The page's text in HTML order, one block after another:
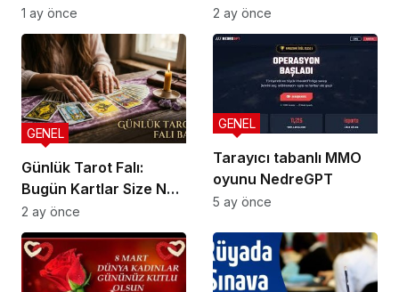
Güncel Gezi Rehberi
1 ay önce
Parliament, Winston,
Camel ve Tüm Sigara
Markalarının Zamlı
Fiyat Listesi
2 ay önce
Günlük Tarot Falı:
Bugün Kartlar Size Ne
Söylüyor?
GENEL
2 ay önce
Tarayıcı tabanlı MMO
oyunu NedreGPT
GENEL
5 ay önce